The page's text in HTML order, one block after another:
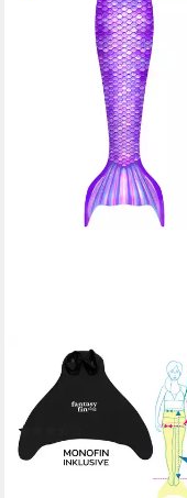
FIN FUN
Monoflosse Fin Fun
Meerjungfrau
59,90 €
lieferbar - in 3-4